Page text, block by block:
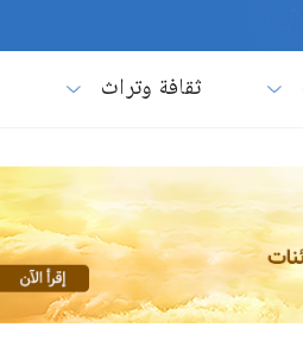
ثقافة وتراث